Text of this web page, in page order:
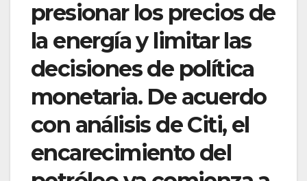
presionar los precios de
la energía y limitar las
decisiones de política
monetaria. De acuerdo
con análisis de Citi, el
encarecimiento del